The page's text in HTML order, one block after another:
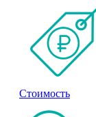
Стоимость